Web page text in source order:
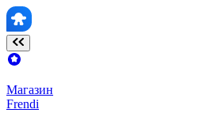
Магазин
Frendi